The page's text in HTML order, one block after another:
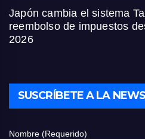
Japón cambia el sistema
reembolso de impuestos
2026
SUSCRÍBETE A LA
Nombre (Requerido)